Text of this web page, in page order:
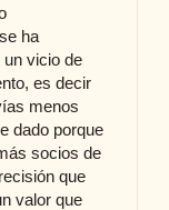
ha
un vicio de
es decir
menos
dado porque
socios de
que
valor que